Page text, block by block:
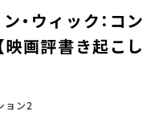
・ウィック：コ
映画評書き起こ
ョン2